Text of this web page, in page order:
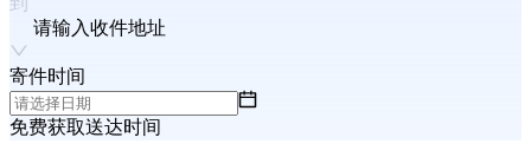
请输入收件地址
寄件时间
免费获取送达时间